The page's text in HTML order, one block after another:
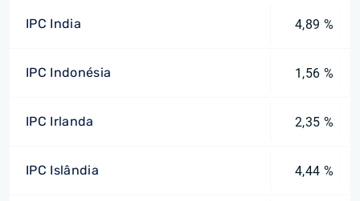
IPC India 4,89 %
IPC Indonésia 1,56 %
IPC Irlanda 2,35 %
IPC Islândia 4,44 %